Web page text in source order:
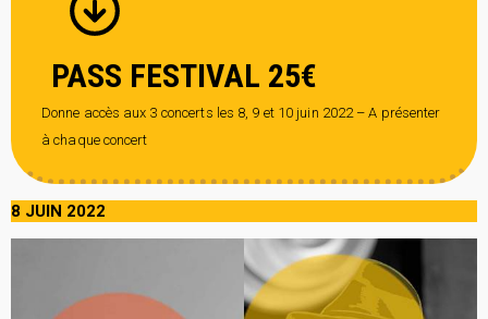
PASS FESTIVAL 25€
Donne accès aux 3 concerts les 8, 9 et 10 juin 2022 – A présenter
à chaque concert
8 JUIN 2022